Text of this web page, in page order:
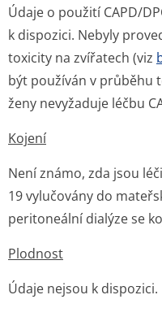
Údaje o použití CAPD/
k dispozici. Nebyly
toxicity na zvířatech (viz
být používán v průběhu
ženy nevyžaduje léčbu
Kojení
Není známo, zda jsou
19 vylučovány do
peritoneální dialýze se
Plodnost
Údaje nejsou k dispozici.